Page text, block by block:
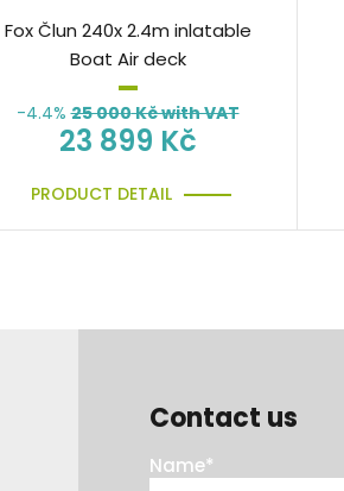
Fox Člun 240x 2.4m inlatable
Boat Air deck
-4.4% 25 000Kč with VAT
23 899 Kč
PRODUCT DETAIL
Contact us
Name*